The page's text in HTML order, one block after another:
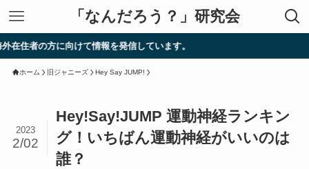
「なんだろう？」研究会
て情報を発信しています。
ホーム 旧ジャニーズ Hey Say JUMP!
Hey!Say!JUMP 運動神経ランキン
グ！いちばん運動神経がいいのは
誰？
2023
2/02